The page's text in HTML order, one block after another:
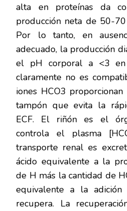
alta en proteínas da
producción neta de 50-
Por lo tanto, en
adecuado, la producción
el pH corporal a <3
claramente no es
iones HCO3
tampón que evita la
ECF. El riñón es el
controla el plasma
transporte renal es
ácido equivalente a la
de H más la cantidad de
equivalente a la
recupera. La